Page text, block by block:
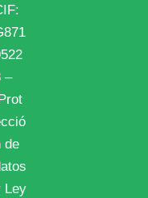
–
Prot
de
Ley